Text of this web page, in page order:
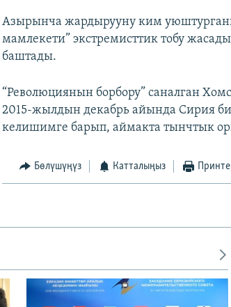
Азырынча жардырууну ким
мамлекети” экстремисттик тобу
баштады.
“Революциянын борбору” саналган
2015-жылдын декабрь айында Сирия
келишимге барып, аймакта тынчтык
Бөлүшүңүз Катталыңыз